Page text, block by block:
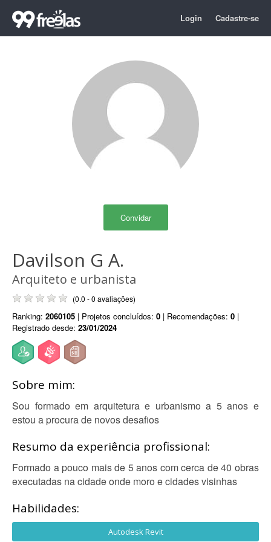
Login Cadastre-se
Convidar
Davilson G A.
Arquiteto e urbanista
(0.0 - 0 avaliações)
Ranking: 2060105 | Projetos concluídos: 0 | Recomendações: 0 |
Registrado desde: 23/01/2024
Sobre mim:
Sou formado em arquitetura e urbanismo a 5 anos e
estou a procura de novos desafios
Resumo da experiência profissional:
Formado a pouco mais de 5 anos com cerca de 40 obras
executadas na cidade onde moro e cidades visinhas
Habilidades:
Autodesk Revit